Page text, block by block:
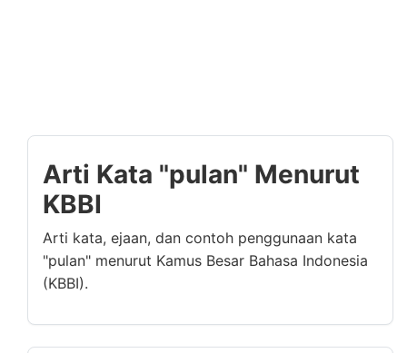
Arti Kata "pulan" Menurut
KBBI
Arti kata, ejaan, dan contoh penggunaan kata
"pulan" menurut Kamus Besar Bahasa Indonesia
(KBBI).